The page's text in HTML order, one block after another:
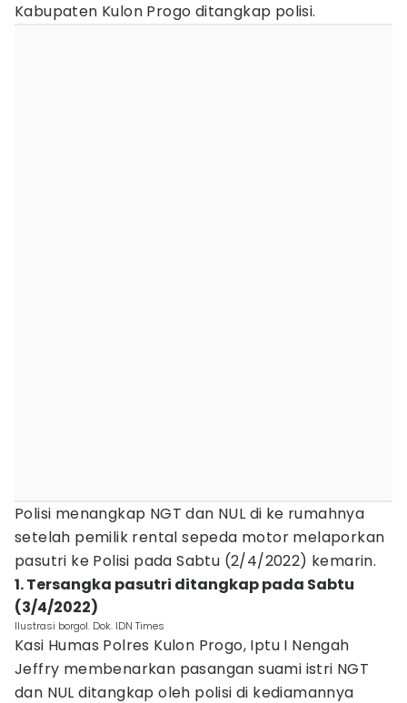
Kabupaten Kulon Progo ditangkap polisi.‎
Polisi menangkap NGT dan NUL di ke rumahnya
setelah pemilik rental sepeda motor melaporkan
pasutri ke Polisi pada Sabtu (2/4/2022) kemarin.
1. Tersangka pasutri ditangkap pada Sabtu
(3/4/2022)‎
Ilustrasi borgol. Dok. IDN Times
Kasi Humas Polres Kulon Progo, Iptu I Nengah
Jeffry membenarkan pasangan suami istri NGT
dan NUL ditangkap oleh polisi di kediamannya